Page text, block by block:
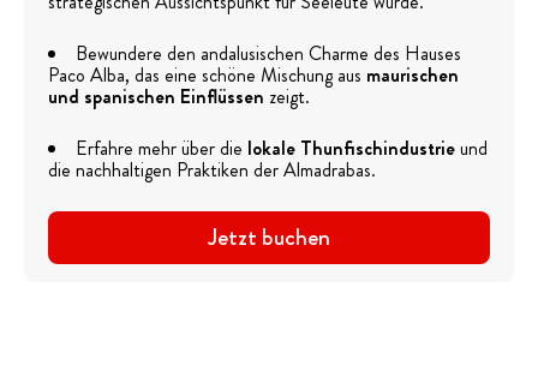
Bewundere den andalusischen Charme des Hauses
Paco Alba, das eine schöne Mischung aus maurischen
und spanischen Einflüssen zeigt.
Erfahre mehr über die lokale Thunfischindustrieund
die nachhaltigen Praktiken der Almadrabas.
Jetzt buchen